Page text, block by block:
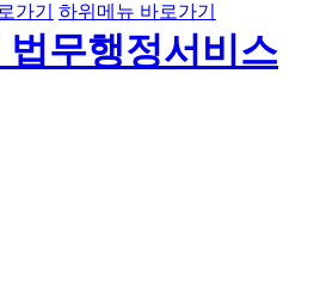
가기 하위메뉴 바로가기